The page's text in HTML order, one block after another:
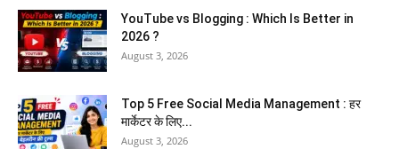
YouTube vs Blogging : Which Is Better in
2026 ?
August 3, 2026
Top 5 Free Social Media Management : हर
मार्केटर के लिए...
August 3, 2026